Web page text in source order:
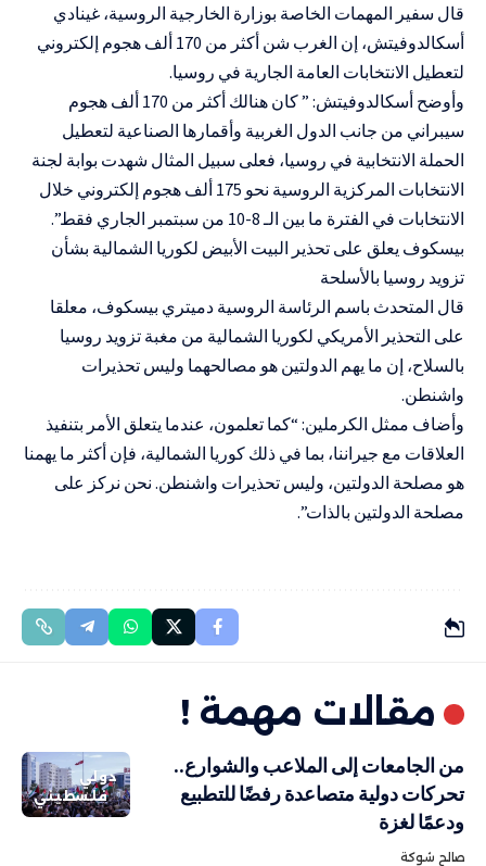
قال سفير المهمات الخاصة بوزارة الخارجية الروسية، غينادي
أسكالدوفيتش، إن الغرب شن أكثر من 170 ألف هجوم إلكتروني
لتعطيل الانتخابات العامة الجارية في روسيا.
وأوضح أسكالدوفيتش: ” كان هنالك أكثر من 170 ألف هجوم
سيبراني من جانب الدول الغربية وأقمارها الصناعية لتعطيل
الحملة الانتخابية في روسيا، فعلى سبيل المثال شهدت بوابة لجنة
الانتخابات المركزية الروسية نحو 175 ألف هجوم إلكتروني خلال
الانتخابات في الفترة ما بين الـ 8-10 من سبتمبر الجاري فقط”.
بيسكوف يعلق على تحذير البيت الأبيض لكوريا الشمالية بشأن
تزويد روسيا بالأسلحة
قال المتحدث باسم الرئاسة الروسية دميتري بيسكوف، معلقا
على التحذير الأمريكي لكوريا الشمالية من مغبة تزويد روسيا
بالسلاح، إن ما يهم الدولتين هو مصالحهما وليس تحذيرات
واشنطن.
وأضاف ممثل الكرملين: “كما تعلمون، عندما يتعلق الأمر بتنفيذ
العلاقات مع جيراننا، بما في ذلك كوريا الشمالية، فإن أكثر ما يهمنا
هو مصلحة الدولتين، وليس تحذيرات واشنطن. نحن نركز على
مصلحة الدولتين بالذات”.
مقالات مهمة !
دولي
فلسطيني
من الجامعات إلى الملاعب والشوارع..
تحركات دولية متصاعدة رفضًا للتطبيع
ودعمًا لغزة
صالح شوكة